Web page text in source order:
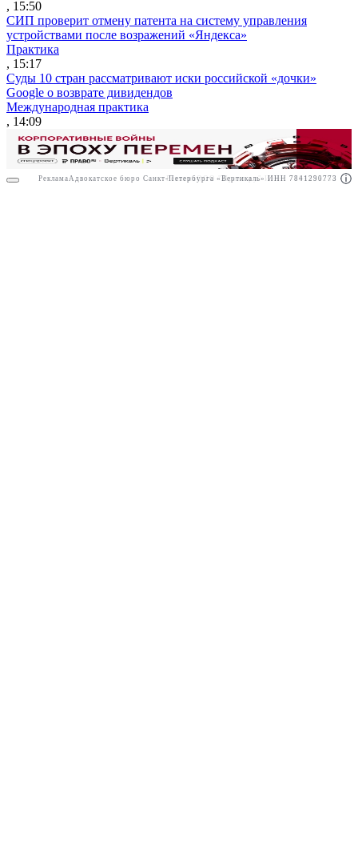
РекламаООО "Право.ру" ИНН: 7704835288
, 15:50
СИП проверит отмену патента на систему управления
устройствами после возражений «Яндекса»
Практика
, 15:17
Суды 10 стран рассматривают иски российской «дочки»
Google о возврате дивидендов
Международная практика
, 14:09
Реклама Адвокатское бюро Санкт-Петербурга «Вертикаль» ИНН 7841290773